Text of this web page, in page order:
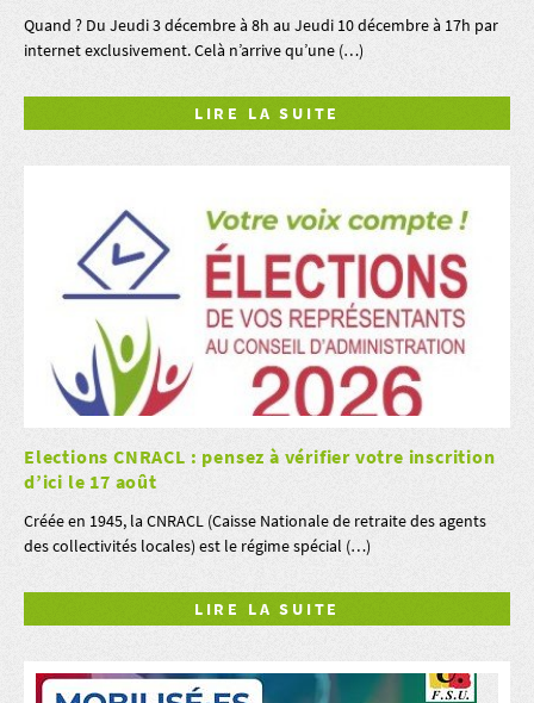
Quand ? Du Jeudi 3 décembre à 8h au Jeudi 10 décembre à 17h par
internet exclusivement. Celà n’arrive qu’une (…)
LIRE LA SUITE
Elections CNRACL : pensez à vérifier votre inscrition
d’ici le 17 août
Créée en 1945, la CNRACL (Caisse Nationale de retraite des agents
des collectivités locales) est le régime spécial (…)
LIRE LA SUITE